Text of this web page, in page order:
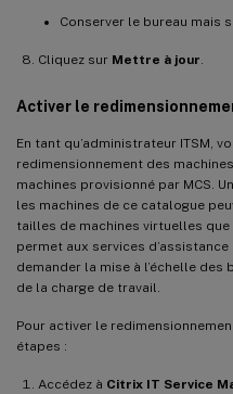
Conserver le bureau mais
Cliquez sur Mettre à jour.
Activer le
En tant qu’administrateur ITSM,
redimensionnement des
machines provisionné par MCS.
les machines de ce catalogue
tailles de machines virtuelles
permet aux services
demander la mise à l’échelle
de la charge de travail.
Pour activer le
étapes :
Accédez à Citrix IT Service